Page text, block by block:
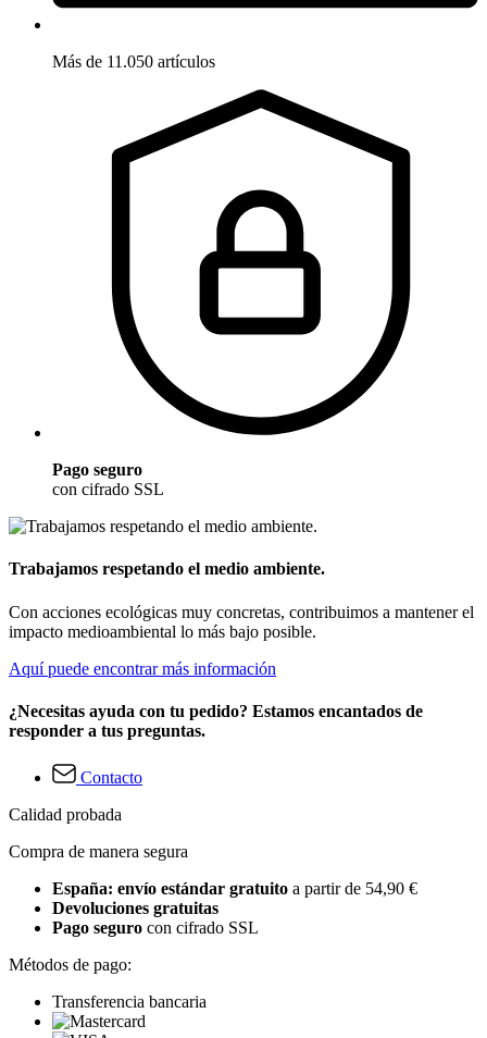
Más de 11.050 artículos
Pago seguro
con cifrado SSL
Trabajamos respetando el medio ambiente.
Con acciones ecológicas muy concretas, contribuimos a mantener el
impacto medioambiental lo más bajo posible.
Aquí puede encontrar más información
¿Necesitas ayuda con tu pedido? Estamos encantados de
responder a tus preguntas.
Contacto
Calidad probada
Compra de manera segura
España: envío estándar gratuito a partir de 54,90 €
Devoluciones gratuitas
Pago seguro con cifrado SSL
Métodos de pago:
Transferencia bancaria